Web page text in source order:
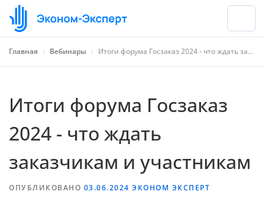
Главная › Вебинары › Итоги форума Госзаказ 2024 - что ждать заказчикам и участникам
Итоги форума Госзаказ
2024 - что ждать
заказчикам и участникам
ОПУБЛИКОВАНО 03.06.2024 ЭКОНОМ ЭКСПЕРТ